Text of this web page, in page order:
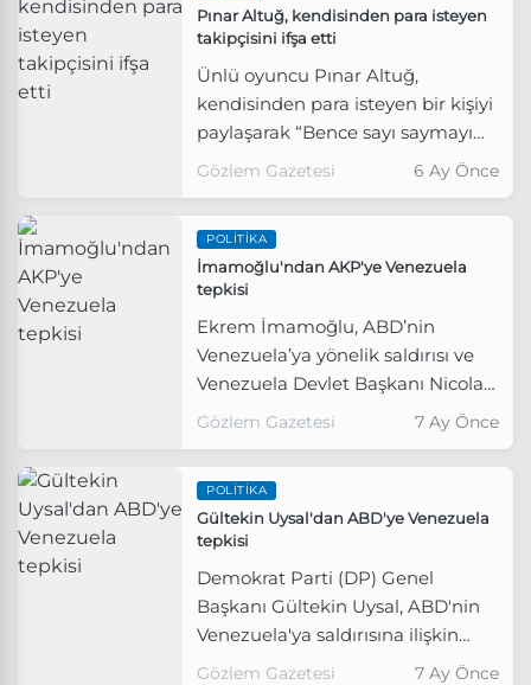
Pınar Altuğ, kendisinden para isteyen
takipçisini ifşa etti
Ünlü oyuncu Pınar Altuğ,
kendisinden para isteyen bir kişiyi
paylaşarak “Bence sayı saymayı
bilmiyor.” sözleriyle tepki gösterdi.
Gözlem Gazetesi 6 Ay Önce
POLITIKA
İmamoğlu'ndan AKP'ye Venezuela
tepkisi
Ekrem İmamoğlu, ABD’nin
Venezuela’ya yönelik saldırısı ve
Venezuela Devlet Başkanı Nicolas
Maduro ile eşi Cilia Flores’in ABD
açıklama yaptı.
Gözlem Gazetesi 7 Ay Önce
POLITIKA
Gültekin Uysal'dan ABD'ye Venezuela
tepkisi
Demokrat Parti (DP) Genel
Başkanı Gültekin Uysal, ABD'nin
Venezuela'ya saldırısına ilişkin
"Trump’ın saldırgan yaklaşımı,
Gözlem Gazetesi 7 Ay Önce